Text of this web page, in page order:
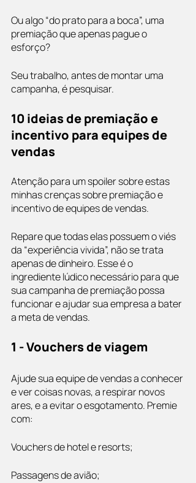
Ou algo “do prato para a boca”, uma
premiação que apenas pague o
esforço?
Seu trabalho, antes de montar uma
campanha, é pesquisar.
10 ideias de premiação e
incentivo para equipes de
vendas
Atenção para um spoiler sobre estas
minhas crenças sobre premiação e
incentivo de equipes de vendas.
Repare que todas elas possuem o viés
da “experiência vivida”, não se trata
apenas de dinheiro. Esse é o
ingrediente lúdico necessário para que
sua campanha de premiação possa
funcionar e ajudar sua empresa a bater
a meta de vendas.
1 - Vouchers de viagem
Ajude sua equipe de vendas a conhecer
e ver coisas novas, a respirar novos
ares, e a evitar o esgotamento. Premie
com:
Vouchers de hotel e resorts;
Passagens de avião;